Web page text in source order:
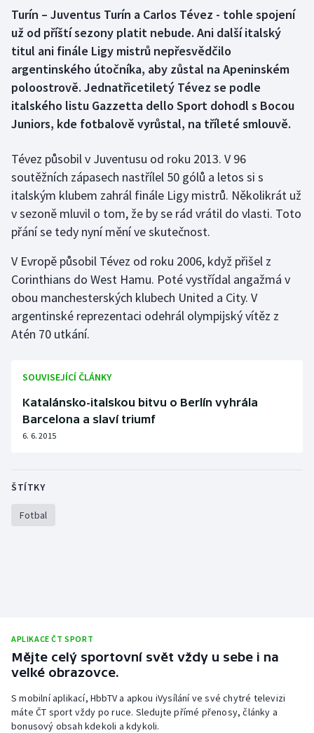
Box
Curling
Dostihy
Florbal
Futsal
Golf
Gymnastika
Házená
Jezdectví
Judo
Krasobruslení
Lezení
Lyže a snowboard
Plážový volejbal
Ragby
Rychlobruslení
Turín – Juventus Turín a Carlos Tévez - tohle spojení
už od příští sezony platit nebude. Ani další italský
titul ani finále Ligy mistrů nepřesvědčilo
argentinského útočníka, aby zůstal na Apeninském
poloostrově. Jednatřicetiletý Tévez se podle
italského listu Gazzetta dello Sport dohodl s Bocou
Juniors, kde fotbalově vyrůstal, na tříleté smlouvě.
Tévez působil v Juventusu od roku 2013. V 96
soutěžních zápasech nastřílel 50 gólů a letos si s
italským klubem zahrál finále Ligy mistrů. Několikrát už
v sezoně mluvil o tom, že by se rád vrátil do vlasti. Toto
přání se tedy nyní mění ve skutečnost.
V Evropě působil Tévez od roku 2006, když přišel z
Corinthians do West Hamu. Poté vystřídal angažmá v
obou manchesterských klubech United a City. V
argentinské reprezentaci odehrál olympijský vítěz z
Atén 70 utkání.
SOUVISEJÍCÍ ČLÁNKY
Katalánsko-italskou bitvu o Berlín vyhrála
Barcelona a slaví triumf
6. 6. 2015
ŠTÍTKY
Fotbal
APLIKACE ČT SPORT
Mějte celý sportovní svět vždy u sebe i na
velké obrazovce.
S mobilní aplikací, HbbTV a apkou iVysílání ve své chytré televizi
máte ČT sport vždy po ruce. Sledujte přímé přenosy, články a
bonusový obsah kdekoli a kdykoli.